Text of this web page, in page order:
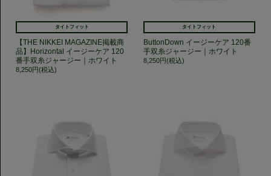
タイトフィット
【THE NIKKEI MAGAZINE掲載商
品】Horizontal イージーケア 120
番手双糸ジャージー｜ホワイト
8,250円(税込)
タイトフィット
ButtonDown イージーケア 120番
手双糸ジャージー｜ホワイト
8,250円(税込)